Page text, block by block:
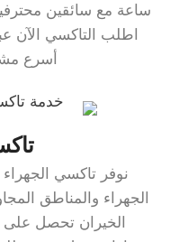
ساعة مع سائقين
اطلب التاكسي الآن
أسرع
نوفر تاكسي
الجهراء والمناطق
الخيران تحصل على